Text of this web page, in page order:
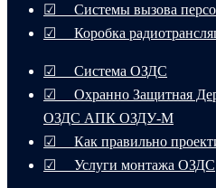
☑ Системы вызова
☑ Коробка
☑ Система ОЗДС
☑ Охранно Защитная
ОЗДС АПК ОЗДУ-М
☑ Как правильно
☑ Услуги монтажа ОЗДС